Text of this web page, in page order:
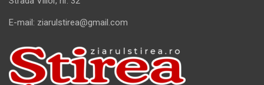
E-mail: ziarulstirea@gmail.com